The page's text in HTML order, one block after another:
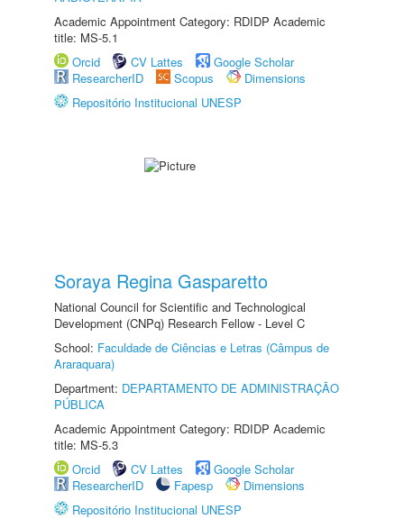
Academic Appointment Category: RDIDP Academic
title: MS-5.1
Orcid
CV Lattes
Google Scholar
ResearcherID
Scopus
Dimensions
Repositório Institucional UNESP
Soraya Regina Gasparetto
National Council for Scientific and Technological
Development (CNPq) Research Fellow - Level C
School: Faculdade de Ciências e Letras (Câmpus de
Araraquara)
Department: DEPARTAMENTO DE ADMINISTRAÇÃO
PÚBLICA
Academic Appointment Category: RDIDP Academic
title: MS-5.3
Orcid
CV Lattes
Google Scholar
ResearcherID
Fapesp
Dimensions
Repositório Institucional UNESP